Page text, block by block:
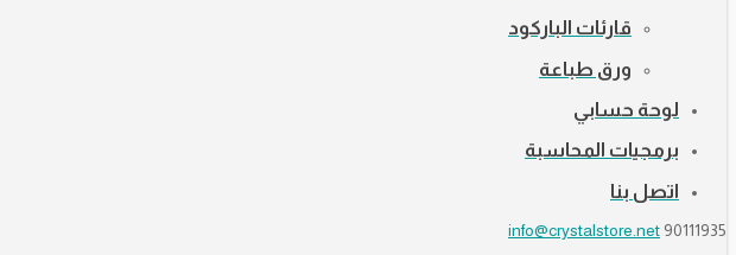
قارئات الباركود
ورق طباعة
لوحة حسابي
برمجيات المحاسبة
اتصل بنا
90111935
info@crystalstore.net